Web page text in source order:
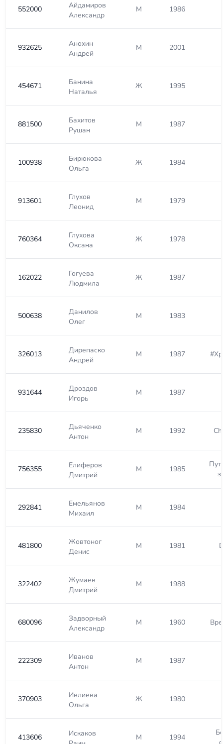
552000
Айдамиров
Александр
М 1986
932625
Анохин
Андрей
М 2001
454671
Банина
Наталья
Ж 1995
881500
Бахитов
Рушан
М 1987
100938
Бирюкова
Ольга
Ж 1984
913601
Глухов
Леонид
М 1979
760364
Глухова
Оксана
Ж 1978
162022
Гогуева
Людмила
Ж 1987
500638
Данилов
Олег
М 1983
326013
Дирепаско
Андрей
М 1987
931644
Дроздов
Игорь
М 1987
235830
Дьяченко
Антон
М 1992
756355
Елиферов
Дмитрий
М 1985
292841
Емельянов
Михаил
М 1984
481800
Жовтоног
Денис
М 1981
322402
Жумаев
Дмитрий
М 1988
680096
Задворный
Александр
М 1960
222309
Иванов
Антон
М 1987
370903
Ивлиева
Ольга
Ж 1980
413606
Искаков
М 1994